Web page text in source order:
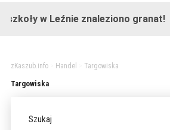
w Leźnie znaleziono granat!
zKaszub.info> Handel Targowiska
Targowiska
Szukaj